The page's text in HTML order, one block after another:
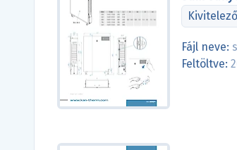
Fájl neve:
Feltöltve: